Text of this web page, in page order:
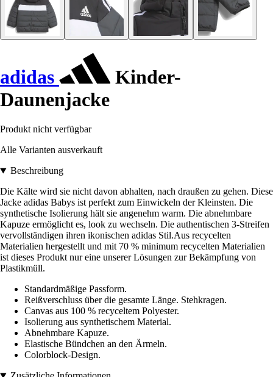
adidas
Kinder-
Daunenjacke
Produkt nicht verfügbar
Alle Varianten ausverkauft
Beschreibung
Die Kälte wird sie nicht davon abhalten, nach draußen zu gehen. Diese
Jacke adidas Babys ist perfekt zum Einwickeln der Kleinsten. Die
synthetische Isolierung hält sie angenehm warm. Die abnehmbare
Kapuze ermöglicht es, look zu wechseln. Die authentischen 3-Streifen
vervollständigen ihren ikonischen adidas Stil.Aus recycelten
Materialien hergestellt und mit 70 % minimum recycelten Materialien
ist dieses Produkt nur eine unserer Lösungen zur Bekämpfung von
Plastikmüll.
Standardmäßige Passform.
Reißverschluss über die gesamte Länge. Stehkragen.
Canvas aus 100 % recyceltem Polyester.
Isolierung aus synthetischem Material.
Abnehmbare Kapuze.
Elastische Bündchen an den Ärmeln.
Colorblock-Design.